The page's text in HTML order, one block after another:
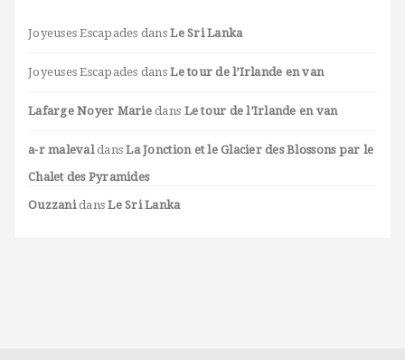
Joyeuses Escapades dansLe Sri Lanka
Joyeuses Escapades dansLe tour de l’Irlande en van
Lafarge Noyer Mariedans Le tour de l’Irlande en van
a-r malevaldansLa Jonction et le Glacier des Blossons par le
Chalet des Pyramides
OuzzanidansLe Sri Lanka